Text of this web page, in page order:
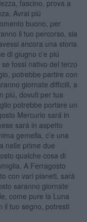
fascino, prova a
Avrai piú
buono, per
il tuo percorso, sia
ancora una storia
di giugno c’e piú
fossi nativo del terzo
potrebbe partire con
giornate difficili, a
piú, dovuti per tua
potrebbe portare un
Mercurio sará in
sará in aspetto
gemella, c’e una
nelle prime due
qualche cosa di
A Ferragosto
con vari pianeti, sará
saranno giornate
come pure la Luna
il tuo segno, potresti